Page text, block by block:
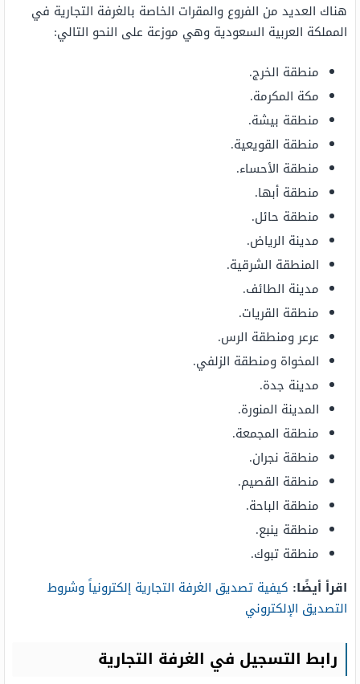
هناك العديد من الفروع والمقرات الخاصة بالغرفة التجارية في
المملكة العربية السعودية وهي موزعة على النحو التالي:
منطقة الخرج.
مكة المكرمة.
منطقة بيشة.
منطقة القويعية.
منطقة الأحساء.
منطقة أبها.
منطقة حائل.
مدينة الرياض.
المنطقة الشرقية.
مدينة الطائف.
منطقة القريات.
عرعر ومنطقة الرس.
المخواة ومنطقة الزلفي.
مدينة جدة.
المدينة المنورة.
منطقة المجمعة.
منطقة نجران.
منطقة القصيم.
منطقة الباحة.
منطقة ينبع.
منطقة تبوك.
اقرأ أيضًا: كيفية تصديق الغرفة التجارية إلكترونياً وشروط
التصديق الإلكتروني
رابط التسجيل في الغرفة التجارية